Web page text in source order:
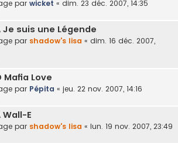
par wicket « dim. 23 déc. 2007, 14:35
Je suis une Légende
par shadow's lisa « dim. 16 déc. 2007,
Mafia Love
par Pépita « jeu. 22 nov. 2007, 14:16
Wall-E
par shadow's lisa « lun. 19 nov. 2007, 23:49